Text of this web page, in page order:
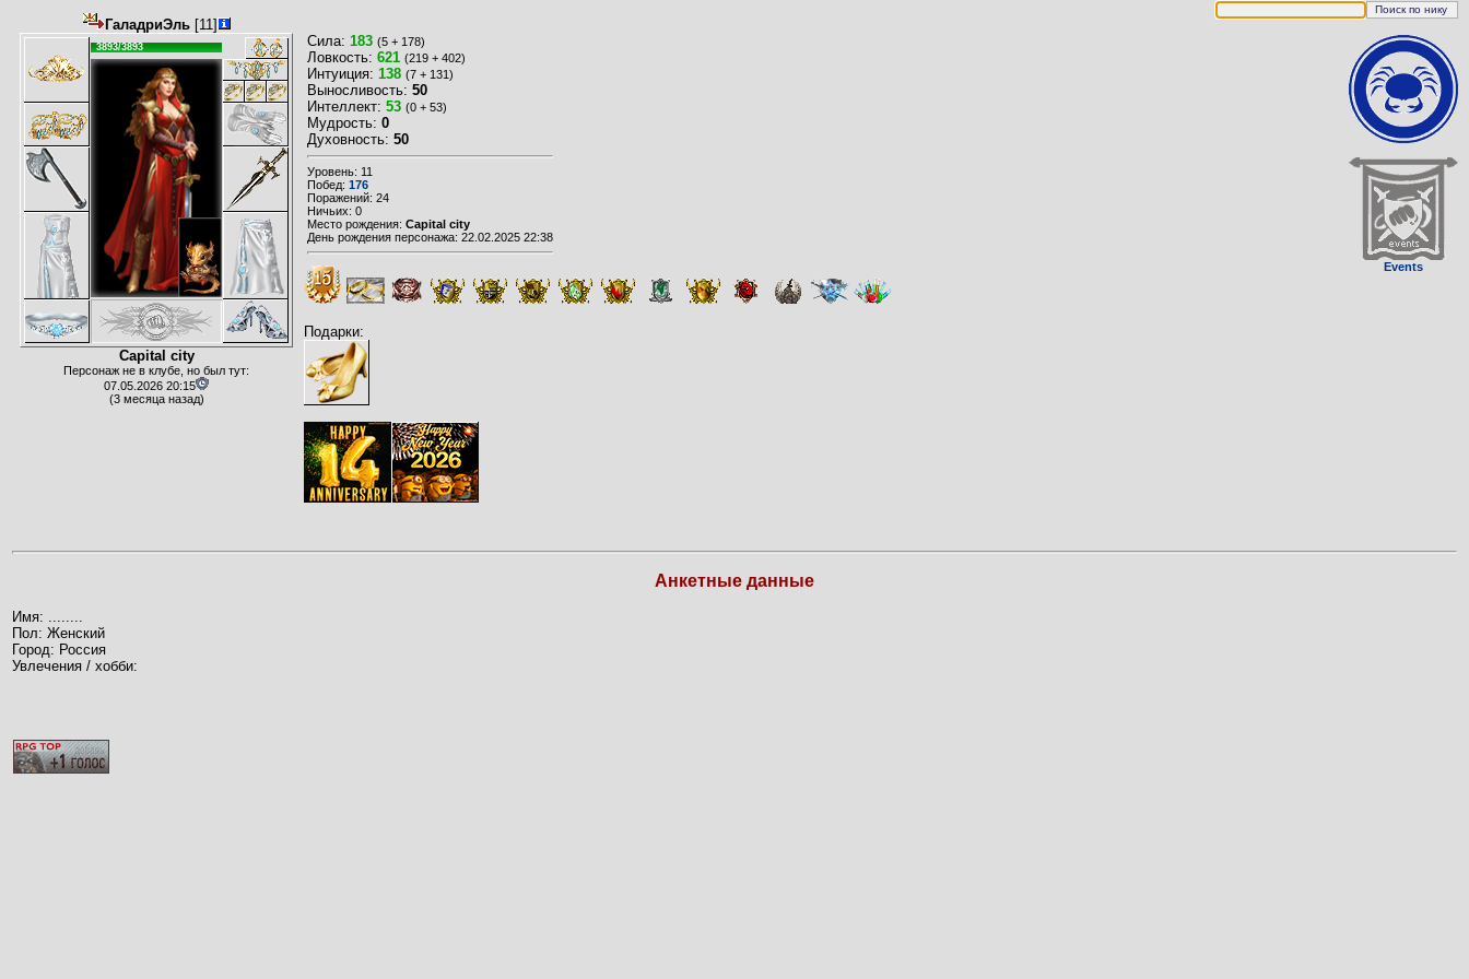
Events
ГаладриЭль[11]
3893/3893
Capital city
Персонаж не в клубе, но был тут:
07.05.2026 20:15
(3 месяца назад)
Сила: 183 (5 + 178)
Ловкость: 621 (219 + 402)
Интуиция: 138 (7 + 131)
Выносливость: 50
Интеллект: 53 (0 + 53)
Мудрость: 0
Духовность: 50
Уровень: 11
Побед: 176
Поражений: 24
Ничьих: 0
Место рождения: Capital city
День рождения персонажа: 22.02.2025 22:38
Подарки:
Анкетные данные
Имя: ........
Пол: Женский
Город: Россия
Увлечения / хобби: